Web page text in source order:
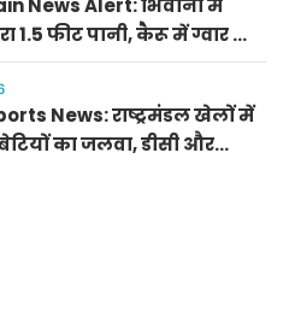
News Alert: भिवानी में
1.5 फीट पानी, कैरू में ग्वार की
फायदा
News: राष्ट्रमंडल खेलों में
का जलवा, डीसी और